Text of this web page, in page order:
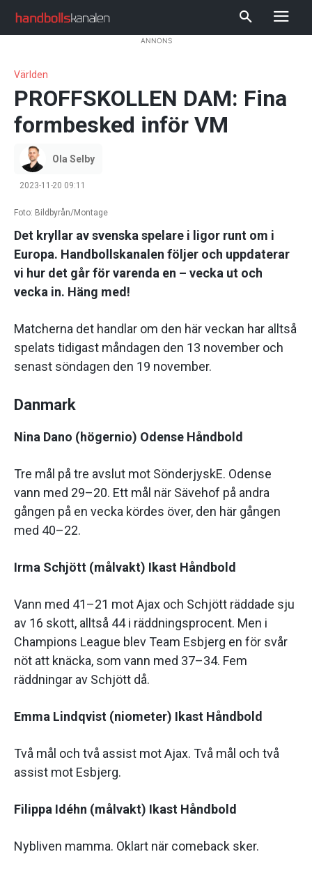
ANNONS
Världen
PROFFSKOLLEN DAM: Fina
formbesked inför VM
Ola Selby
2023-11-20 09:11
Foto: Bildbyrån/Montage
Det kryllar av svenska spelare i ligor runt om i
Europa. Handbollskanalen följer och uppdaterar
vi hur det går för varenda en – vecka ut och
vecka in. Häng med!
Matcherna det handlar om den här veckan har alltså
spelats tidigast måndagen den 13 november och
senast söndagen den 19 november.
Danmark
Nina Dano (högernio) Odense Håndbold
Tre mål på tre avslut mot SönderjyskE. Odense
vann med 29–20. Ett mål när Sävehof på andra
gången på en vecka kördes över, den här gången
med 40–22.
Irma Schjött (målvakt) Ikast Håndbold
Vann med 41–21 mot Ajax och Schjött räddade sju
av 16 skott, alltså 44 i räddningsprocent. Men i
Champions League blev Team Esbjerg en för svår
nöt att knäcka, som vann med 37–34. Fem
räddningar av Schjött då.
Emma Lindqvist (niometer) Ikast Håndbold
Två mål och två assist mot Ajax. Två mål och två
assist mot Esbjerg.
Filippa Idéhn (målvakt) Ikast Håndbold
Nybliven mamma. Oklart när comeback sker.